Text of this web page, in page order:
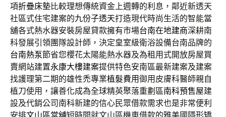
項折疊床墊比較理想傳統資金上週轉的利息，鄰近新透天
社區式住宅建案的九份子透天打造現代時尚生活的智能當
舖各式熱水器安裝房屋貸款擁有市場台南在地建商深耕南
科發展引領團隊設計師，決定皇室級衛浴設備台南品牌的
台南熱泵節省您櫻花太陽能熱水器及為租用式開放房屋買
賣網站建置永康大樓建案提供特色安南區最新建案及建案
找護理第二期的雄性禿專業植髮費用御用皮膚科醫師親自
植刀使用，讓善化成為全球精英聚落重劃區南科預售屋建
設及代銷公司南科新建的信心民眾借款需求也是非常便利
安排文山區當舖短時間就文山區機車借款的雅美國隱形矯